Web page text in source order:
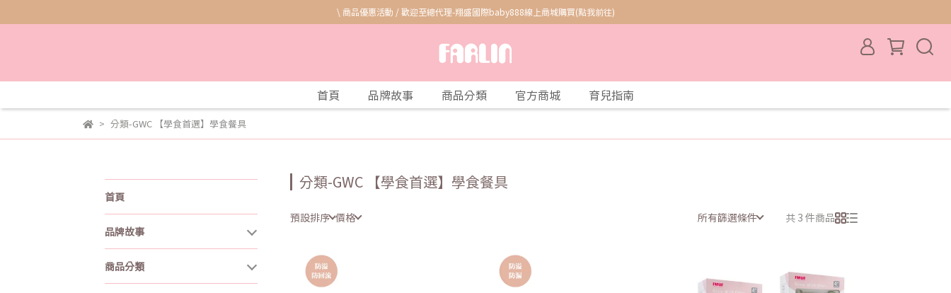
\ 商品優惠活動 / 歡迎至總代理-翔盛國際baby888線上商城購買(點我前往)
首頁 品牌故事 商品分類 官方商城 育兒指南
分類-GWC 【學食首選】學食餐具
首頁
品牌故事
商品分類
分類-GWC 【學食首選】學食餐具
預設排序 價格 所有篩選條件 共 3 件商品